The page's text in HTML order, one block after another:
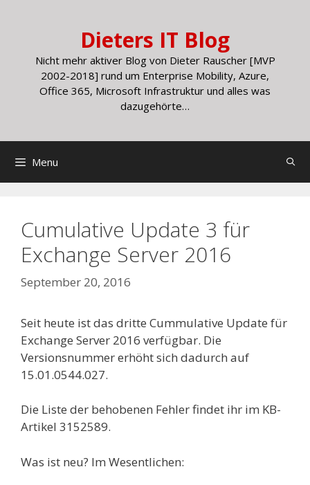
Dieters IT Blog
Nicht mehr aktiver Blog von Dieter Rauscher [MVP
2002-2018] rund um Enterprise Mobility, Azure,
Office 365, Microsoft Infrastruktur und alles was
dazugehörte…
Menu
Cumulative Update 3 für
Exchange Server 2016
September 20, 2016
Seit heute ist das dritte Cummulative Update für
Exchange Server 2016 verfügbar. Die
Versionsnummer erhöht sich dadurch auf
15.01.0544.027.
Die Liste der behobenen Fehler findet ihr im KB-
Artikel 3152589.
Was ist neu? Im Wesentlichen: